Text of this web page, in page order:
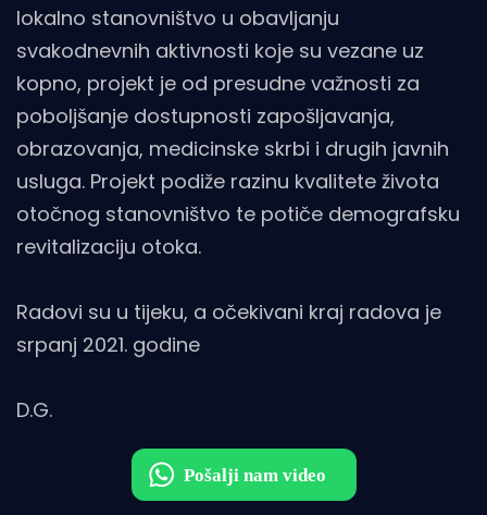
lokalno stanovništvo u obavljanju
svakodnevnih aktivnosti koje su vezane uz
kopno, projekt je od presudne važnosti za
poboljšanje dostupnosti zapošljavanja,
obrazovanja, medicinske skrbi i drugih javnih
usluga. Projekt podiže razinu kvalitete života
otočnog stanovništvo te potiče demografsku
revitalizaciju otoka.
Radovi su u tijeku, a očekivani kraj radova je
srpanj 2021. godine
D.G.